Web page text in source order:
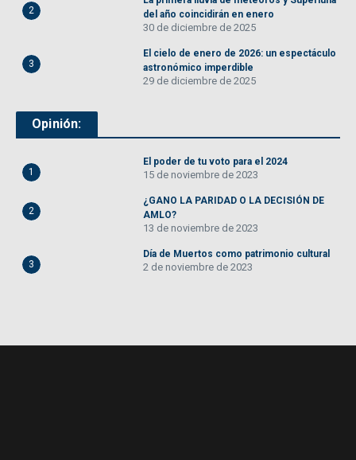
2
del año coincidirán en enero
30 de diciembre de 2025
3
El cielo de enero de 2026: un espectáculo
astronómico imperdible
29 de diciembre de 2025
Opinión:
1
El poder de tu voto para el 2024
15 de noviembre de 2023
2
¿GANO LA PARIDAD O LA DECISIÓN DE
AMLO?
13 de noviembre de 2023
3
Día de Muertos como patrimonio cultural
2 de noviembre de 2023